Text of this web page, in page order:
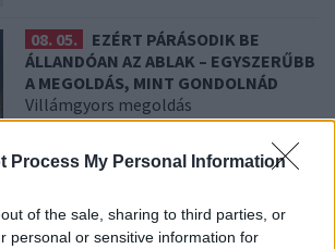
Process My Personal Information
of the sale, sharing to third parties, or
personal or sensitive information for
08. 05.
EZÉRT PÁRÁSODIK BE
ÁLLANDÓAN AZ ABLAK – EGYSZERŰBB
A MEGOLDÁS, MINT GONDOLNÁD
Villámgyors megoldás
ÉS NEM SZÓDABIKARBÓNÁVAL: